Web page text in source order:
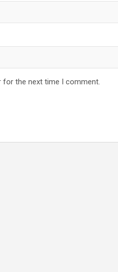
for the next time I comment.